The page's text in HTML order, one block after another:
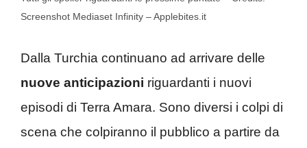
Screenshot Mediaset Infinity – Applebites.it
Dalla Turchia continuano ad arrivare delle
nuove anticipazioni riguardanti i nuovi
episodi di Terra Amara. Sono diversi i colpi di
scena che colpiranno il pubblico a partire da